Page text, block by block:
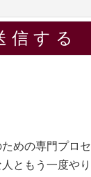
めの専門プロセ
ともう一度や